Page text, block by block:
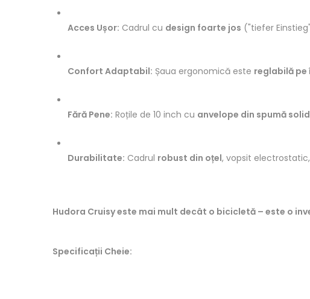
Acces Ușor: Cadrul cu design foarte jos ("tiefer
Confort Adaptabil: Șaua ergonomică este reglabilă pe
Fără Pene: Roțile de 10 inch cu anvelope din spumă
Durabilitate: Cadrul robust din oțel, vopsit
Hudora Cruisy este mai mult decât o bicicletă – este o
Specificații Cheie: